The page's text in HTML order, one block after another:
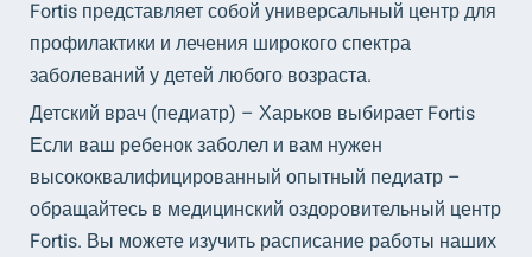
Fortis представляет собой универсальный центр для
профилактики и лечения широкого спектра
заболеваний у детей любого возраста.
Детский врач (педиатр) – Харьков выбирает Fortis
Если ваш ребенок заболел и вам нужен
высококвалифицированный опытный педиатр –
обращайтесь в медицинский оздоровительный центр
Fortis. Вы можете изучить расписание работы наших